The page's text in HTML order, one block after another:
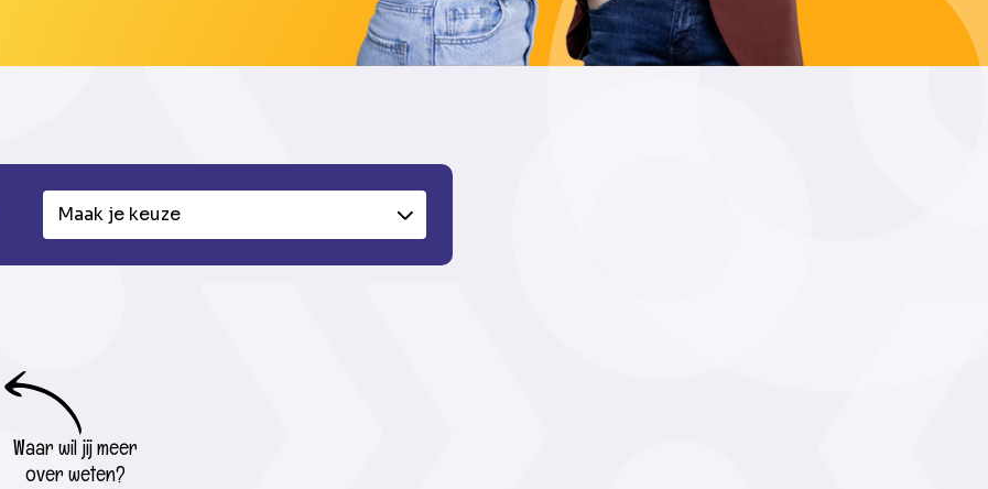
Maak je keuze
Waar wil jij meer
over weten?